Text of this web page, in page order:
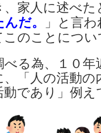
、家人に述べ
だ。
」と言
このことにつ
る為、１０
「人の活動の
動であり」例え